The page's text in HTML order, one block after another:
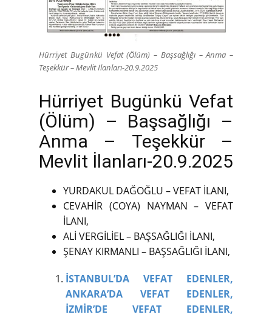
Hürriyet Bugünkü Vefat (Ölüm) – Başsağlığı – Anma –
Teşekkür – Mevlit İlanları-20.9.2025
Hürriyet Bugünkü Vefat
(Ölüm) – Başsağlığı –
Anma – Teşekkür –
Mevlit İlanları-20.9.2025
YURDAKUL DAĞOĞLU – VEFAT İLANI,
CEVAHİR (COYA) NAYMAN – VEFAT
İLANI,
ALİ VERGİLİEL – BAŞSAĞLIĞI İLANI,
ŞENAY KIRMANLI – BAŞSAĞLIĞI İLANI,
İSTANBUL’DA VEFAT EDENLER,
ANKARA’DA VEFAT EDENLER,
İZMİR’DE VEFAT EDENLER,